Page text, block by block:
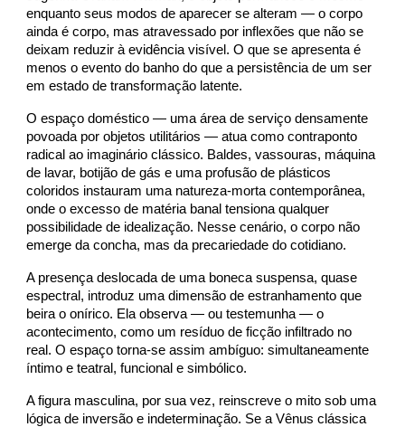
enquanto seus modos de aparecer se alteram — o corpo
ainda é corpo, mas atravessado por inflexões que não se
deixam reduzir à evidência visível. O que se apresenta é
menos o evento do banho do que a persistência de um ser
em estado de transformação latente.
O espaço doméstico — uma área de serviço densamente
povoada por objetos utilitários — atua como contraponto
radical ao imaginário clássico. Baldes, vassouras, máquina
de lavar, botijão de gás e uma profusão de plásticos
coloridos instauram uma natureza-morta contemporânea,
onde o excesso de matéria banal tensiona qualquer
possibilidade de idealização. Nesse cenário, o corpo não
emerge da concha, mas da precariedade do cotidiano.
A presença deslocada de uma boneca suspensa, quase
espectral, introduz uma dimensão de estranhamento que
beira o onírico. Ela observa — ou testemunha — o
acontecimento, como um resíduo de ficção infiltrado no
real. O espaço torna-se assim ambíguo: simultaneamente
íntimo e teatral, funcional e simbólico.
A figura masculina, por sua vez, reinscreve o mito sob uma
lógica de inversão e indeterminação. Se a Vênus clássica